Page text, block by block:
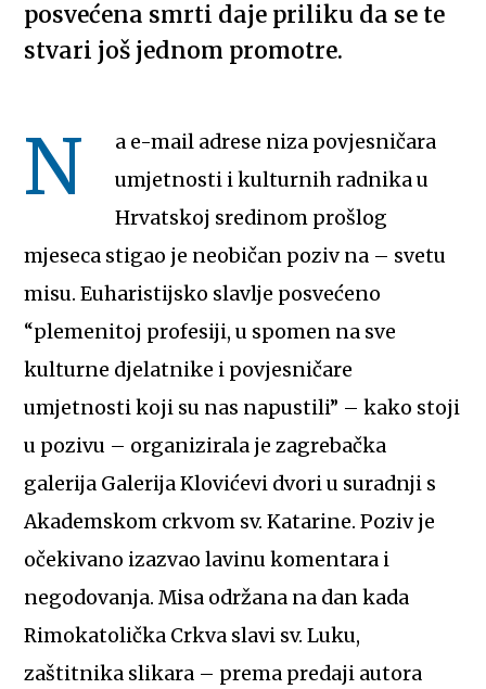
posvećena smrti daje priliku da se te
stvari još jednom promotre.
N
a e-mail adrese niza povjesničara
umjetnosti i kulturnih radnika u
Hrvatskoj sredinom prošlog
mjeseca stigao je neobičan poziv na – svetu
misu. Euharistijsko slavlje posvećeno
“plemenitoj profesiji, u spomen na sve
kulturne djelatnike i povjesničare
umjetnosti koji su nas napustili” – kako stoji
u pozivu – organizirala je zagrebačka
galerija Galerija Klovićevi dvori u suradnji s
Akademskom crkvom sv. Katarine. Poziv je
očekivano izazvao lavinu komentara i
negodovanja. Misa održana na dan kada
Rimokatolička Crkva slavi sv. Luku,
zaštitnika slikara – prema predaji autora